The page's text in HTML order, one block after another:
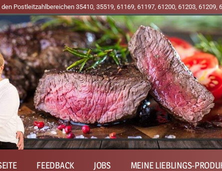
35519, 61169, 61197, 61200, 61203, 61209, 61231, 61239, 63667,
FEEDBACK JOBS MEINE LIEBLINGS-